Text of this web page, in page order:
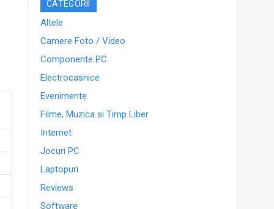
CATEGORII
Altele
Camere Foto / Video
Componente PC
Electrocasnice
Evenimente
Filme, Muzica si Timp Liber
Internet
Jocuri PC
Laptopuri
Reviews
Software